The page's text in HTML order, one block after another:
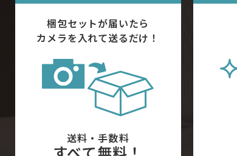
梱包セットが届いたら
カメラを入れて送るだけ！
送料・手数料